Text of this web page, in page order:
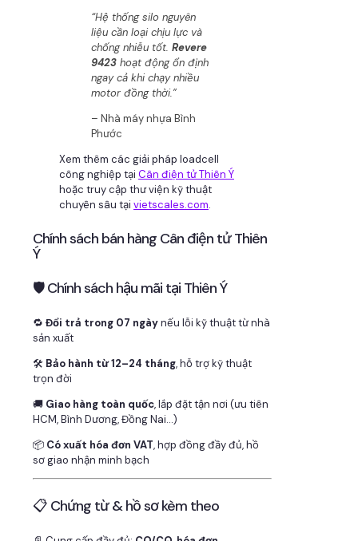
“Hệ thống silo nguyên
liệu cần loại chịu lực và
chống nhiễu tốt. Revere
9423 hoạt động ổn định
ngay cả khi chạy nhiều
motor đồng thời.”
– Nhà máy nhựa Bình
Phước
Xem thêm các giải pháp loadcell
công nghiệp tại Cân điện tử Thiên Ý
hoặc truy cập thư viện kỹ thuật
chuyên sâu tại vietscales.com.
Chính sách bán hàng Cân điện tử Thiên
Ý
🛡 Chính sách hậu mãi tại Thiên Ý
🔁 Đổi trả trong 07 ngàynếu lỗi kỹ thuật từ nhà
sản xuất
🛠 Bảo hành từ 12–24 tháng, hỗ trợ kỹ thuật
trọn đời
🚚 Giao hàng toàn quốc, lắp đặt tận nơi (ưu tiên
HCM, Bình Dương, Đồng Nai…)
📦 Có xuất hóa đơn VAT, hợp đồng đầy đủ, hồ
sơ giao nhận minh bạch
📋 Chứng từ & hồ sơ kèm theo